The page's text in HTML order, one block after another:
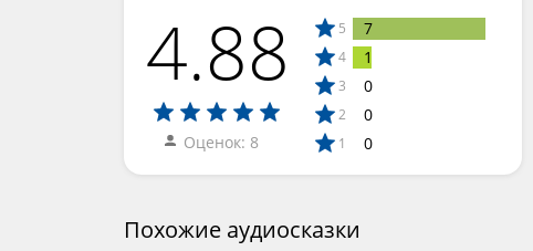
4.88
Оценок: 8
5 7
4 1
3 0
2 0
1 0
Похожие аудиосказки